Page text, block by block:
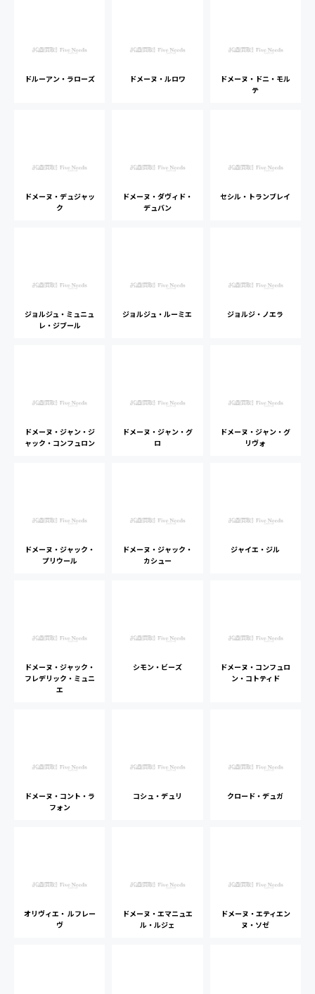
ドルーアン・ラローズ ドメーヌ・ルロワ
ドメーヌ・ドニ・モル
テ
ドメーヌ・デュジャッ
ク
ドメーヌ・ダヴィド・
デュバン
セシル・トランブレイ
ジョルジュ・ミュニュ
レ・ジブール
ジョルジュ・ルーミエ ジョルジ・ノエラ
ドメーヌ・ジャン・ジ
ャック・コンフュロン
ドメーヌ・ジャン・グ
ロ
ドメーヌ・ジャン・グ
リヴォ
ドメーヌ・ジャック・
プリウール
ドメーヌ・ジャック・
カシュー
ジャイエ・ジル
ドメーヌ・ジャック・
フレデリック・ミュニ
エ
シモン・ビーズ
ドメーヌ・コンフュロ
ン・コトティド
ドメーヌ・コント・ラ
フォン
コシュ・デュリ クロード・デュガ
オリヴィエ・ ルフレー
ヴ
ドメーヌ・エマニュエ
ル・ルジェ
ドメーヌ・エティエン
ヌ・ソゼ